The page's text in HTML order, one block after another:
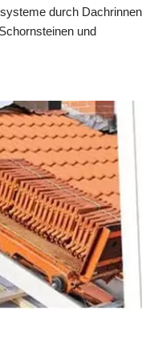
durch Dachrinnen
und